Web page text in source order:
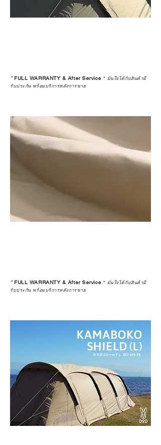
*FULL WARRANTY & After Service * มั่นใจได้กับสินค้ามี
รับประกัน พร้อมบริการหลังการขาย
*FULL WARRANTY & After Service * มั่นใจได้กับสินค้ามี
รับประกัน พร้อมบริการหลังการขาย